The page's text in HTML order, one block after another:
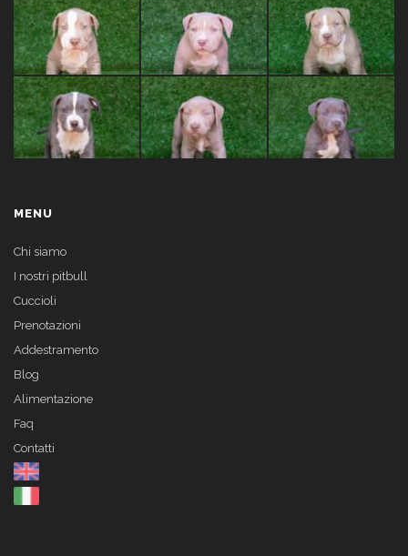
MENU
Chi siamo
I nostri pitbull
Cuccioli
Prenotazioni
Addestramento
Blog
Alimentazione
Faq
Contatti